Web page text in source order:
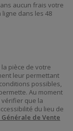
aucun frais votre
dans les 48
pièce de votre
leur permettant
possibles,
Au moment
que la
du lieu de
de Vente